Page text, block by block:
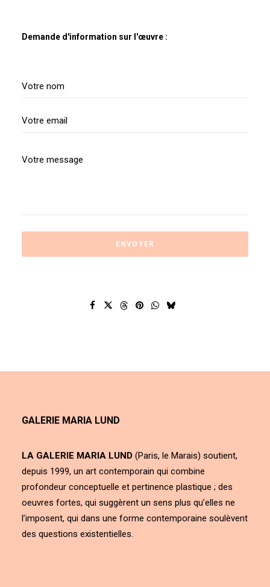
Demande d'information sur l'œuvre :
GALERIE MARIA LUND
LA GALERIE MARIA LUND (Paris, le Marais) soutient,
depuis 1999, un art contemporain qui combine
profondeur conceptuelle et pertinence plastique ; des
oeuvres fortes, qui suggèrent un sens plus qu’elles ne
l’imposent, qui dans une forme contemporaine soulèvent
des questions existentielles.